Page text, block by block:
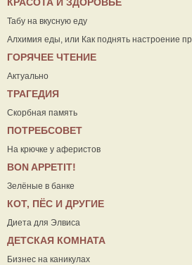
Табу на вкусную еду
Алхимия еды, или Как поднять настроение
ГОРЯЧЕЕ ЧТЕНИЕ
Актуально
ТРАГЕДИЯ
Скорбная память
ПОТРЕБСОВЕТ
На крючке у аферистов
ВON APPETIT!
Зелёные в банке
КОТ, ПЁС И ДРУГИЕ
Диета для Элвиса
ДЕТСКАЯ КОМНАТА
Бизнес на каникулах